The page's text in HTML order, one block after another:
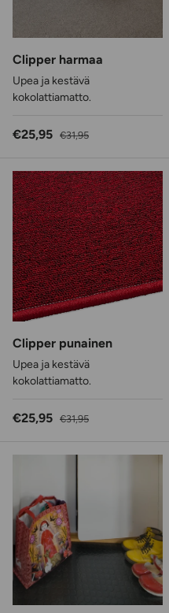
Clipper harmaa
Upea ja kestävä
kokolattiamatto.
Alennushinta
€25,95 Normaalihinta
€31,95
Clipper punainen
Upea ja kestävä
kokolattiamatto.
Alennushinta
€25,95 Normaalihinta
€31,95